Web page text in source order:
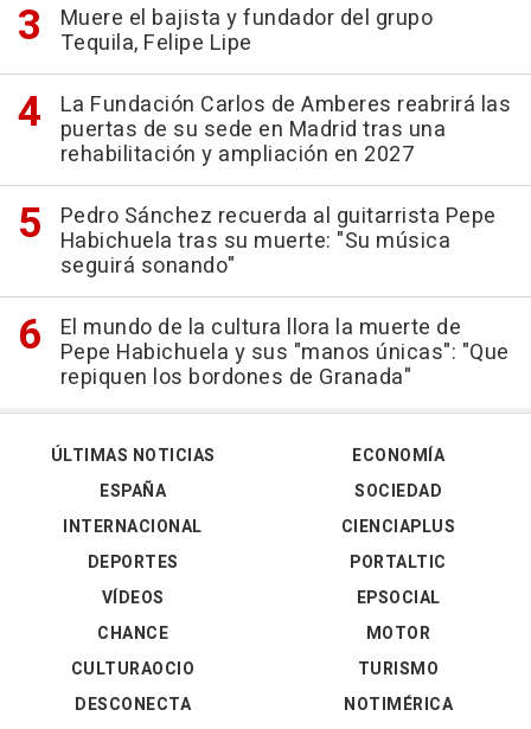
Muere el bajista y fundador del grupo
Tequila, Felipe Lipe
La Fundación Carlos de Amberes reabrirá las
puertas de su sede en Madrid tras una
rehabilitación y ampliación en 2027
Pedro Sánchez recuerda al guitarrista Pepe
Habichuela tras su muerte: "Su música
seguirá sonando"
El mundo de la cultura llora la muerte de
Pepe Habichuela y sus "manos únicas": "Que
repiquen los bordones de Granada"
ÚLTIMAS NOTICIAS
ESPAÑA
INTERNACIONAL
DEPORTES
VÍDEOS
ECONOMÍA
SOCIEDAD
CIENCIAPLUS
PORTALTIC
EPSOCIAL
CHANCE
CULTURAOCIO
DESCONECTA
MOTOR
TURISMO
NOTIMÉRICA